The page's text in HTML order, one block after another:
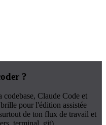
?
Claude Code et
pour l'édition assistée
de ton flux de travail et